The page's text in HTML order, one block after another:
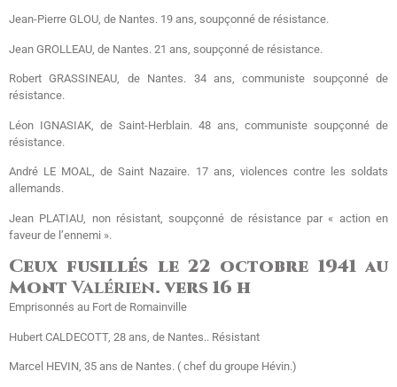
Jean-Pierre GLOU, de Nantes. 19 ans, soupçonné de résistance.
Jean GROLLEAU, de Nantes. 21 ans, soupçonné de résistance.
Robert GRASSINEAU, de Nantes. 34 ans, communiste soupçonné de
résistance.
Léon IGNASIAK, de Saint-Herblain. 48 ans, communiste soupçonné de
résistance.
André LE MOAL, de Saint Nazaire. 17 ans, violences contre les soldats
allemands.
Jean PLATIAU, non résistant, soupçonné de résistance par « action en
faveur de l’ennemi ».
Ceux fusillés le 22 octobre 1941 au
MontValérien. vers 16 h
Emprisonnés au Fort de Romainville
Hubert CALDECOTT, 28 ans, de Nantes.. Résistant
Marcel HEVIN, 35 ans de Nantes. ( chef du groupe Hévin.)